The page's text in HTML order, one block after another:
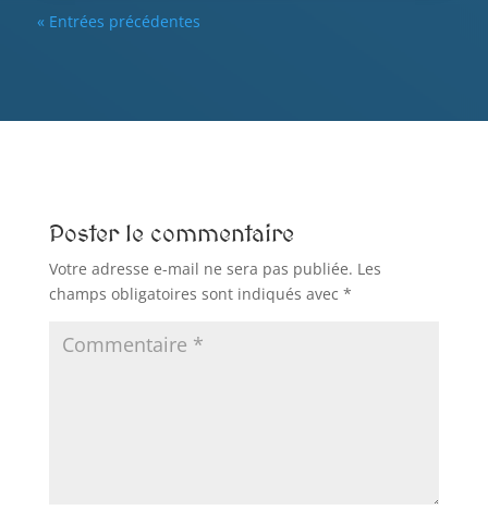
« Entrées précédentes
Poster le commentaire
Votre adresse e-mail ne sera pas publiée. Les
champs obligatoires sont indiqués avec *